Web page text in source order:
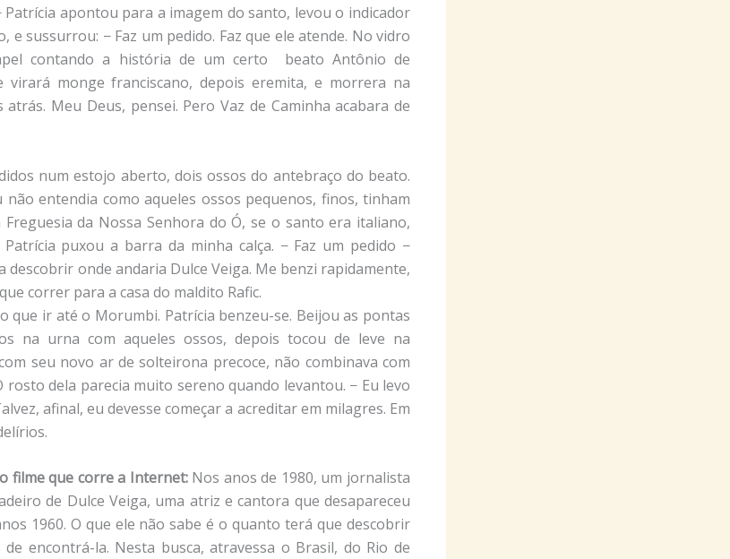
apontou para a imagem do santo, levou o indicador
e sussurrou: − Faz um pedido. Faz que ele atende. No vidro
contando a história de um certo beato Antônio de
virará monge franciscano, depois eremita, e morrera na
Meu Deus, pensei. Pero Vaz de Caminha acabara de
num estojo aberto, dois ossos do antebraço do beato.
entendia como aqueles ossos pequenos, finos, tinham
da Nossa Senhora do Ó, se o santo era italiano,
puxou a barra da minha calça. − Faz um pedido −
descobrir onde andaria Dulce Veiga. Me benzi rapidamente,
correr para a casa do maldito Rafic.
que ir até o Morumbi. Patrícia benzeu-se. Beijou as pontas
na urna com aqueles ossos, depois tocou de leve na
seu novo ar de solteirona precoce, não combinava com
rosto dela parecia muito sereno quando levantou. − Eu levo
afinal, eu devesse começar a acreditar em milagres. Em
filme que corre a Internet:Nos anos de 1980, um jornalista
de Dulce Veiga, uma atriz e cantora que desapareceu
1960. O que ele não sabe é o quanto terá que descobrir
encontrá-la. Nesta busca, atravessa o Brasil, do Rio de